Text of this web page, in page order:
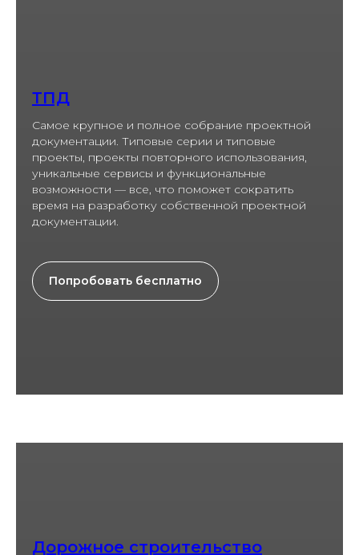
ТПД
Самое крупное и полное собрание проектной
документации. Типовые серии и типовые
проекты, проекты повторного использования,
уникальные сервисы и функциональные
возможности — все, что поможет сократить
время на разработку собственной проектной
документации.
Попробовать бесплатно
Дорожное строительство